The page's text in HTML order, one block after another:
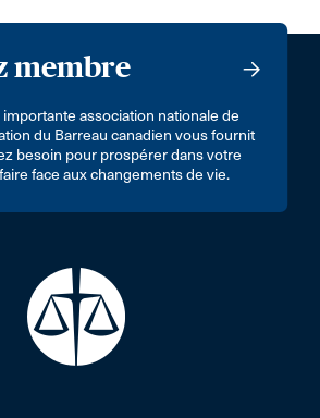
membre
association nationale de
du Barreau canadien vous fournit
besoin pour prospérer dans votre
face aux changements de vie.